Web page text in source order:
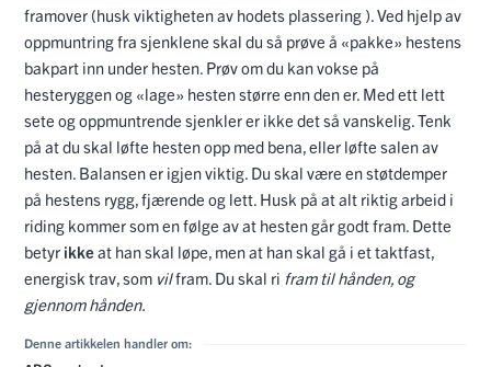
framover (husk viktigheten av hodets plassering ). Ved hjelp av
oppmuntring fra sjenklene skal du så prøve å «pakke» hestens
bakpart inn under hesten. Prøv om du kan vokse på
hesteryggen og «lage» hesten større enn den er. Med ett lett
sete og oppmuntrende sjenkler er ikke det så vanskelig. Tenk
på at du skal løfte hesten opp med bena, eller løfte salen av
hesten. Balansen er igjen viktig. Du skal være en støtdemper
på hestens rygg, fjærende og lett. Husk på at alt riktig arbeid i
riding kommer som en følge av at hesten går godt fram. Dette
betyr ikkeat han skal løpe, men at han skal gå i et taktfast,
energisk trav, som vilfram. Du skal ri fram til hånden, og
gjennom hånden.
Denne artikkelen handler om: